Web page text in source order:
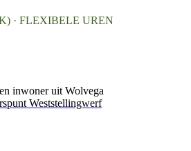
· FLEXIBELE UREN
inwoner uit Wolvega
Weststellingwerf